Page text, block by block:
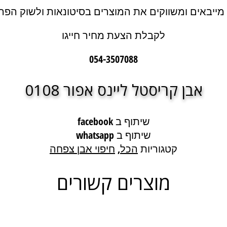
מייבאים ומשווקים את המוצרים בסיטונאות ולשוק
לקבלת הצעת מחיר חייגו
054-3507088
אבן קריסטל ליינס אפור 0108
שיתוף ב facebook
שיתוף ב whatsapp
קטגוריות הכל, חיפוי אבן צפחה
מוצרים קשורים